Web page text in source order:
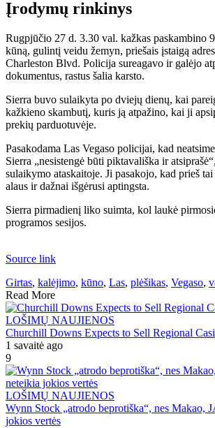
Įrodymų rinkinys
Rugpjūčio 27 d. 3.30 val. kažkas paskambino
kūną, gulintį veidu žemyn, priešais įstaigą
Charleston Blvd. Policija sureagavo ir galėjo
dokumentus, rastus šalia karsto.
Sierra buvo sulaikyta po dviejų dienų, kai
kažkieno skambutį, kuris ją atpažino, kai ji
prekių parduotuvėje.
Pasakodama Las Vegaso policijai, kad
Sierra „nesistengė būti piktavališka ir
sulaikymo ataskaitoje. Ji pasakojo, kad prieš tai
alaus ir dažnai išgėrusi aptingsta.
Sierra pirmadienį liko suimta, kol laukė
programos sesijos.
Source link
Girtas, kalėjimo, kūno, Las, plėšikas, Vegaso,
Read More
LOŠIMŲ NAUJIENOS
Churchill Downs Expects to Sell Regional
1 savaitė ago
9
LOŠIMŲ NAUJIENOS
Wynn Stock „atrodo beprotiška“, nes Makao,
jokios vertės